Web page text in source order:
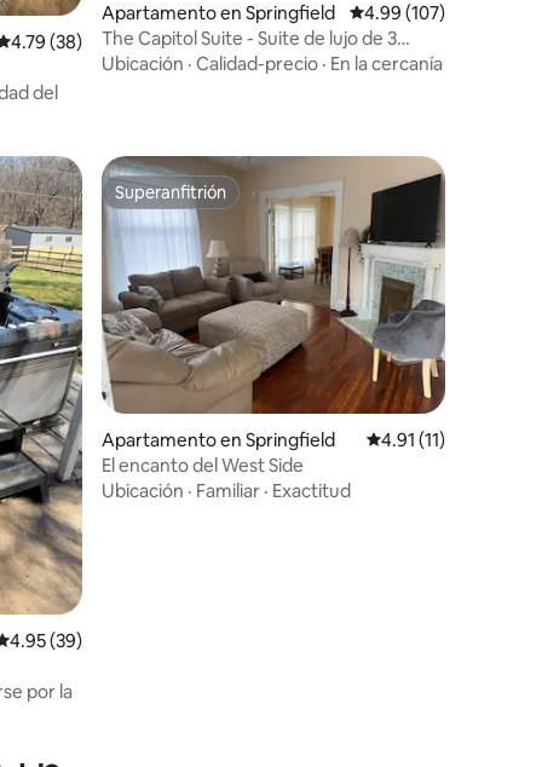
promedio: 4.79 de 5, 38 reseñas
4.79 (38)
del
Apartamento en Springfield Calificación promedio:
4.99 (107)
The Capitol Suite - Suite de lujo de 3
dormitorios
Ubicación · Calidad-precio · En la cercanía
promedio: 4.95 de 5, 39 reseñas
4.95 (39)
por la
Superanfitrión
Superanfitrión
Apartamento en Springfield Calificación
4.91 (11)
El encanto del West Side
Ubicación · Familiar · Exactitud